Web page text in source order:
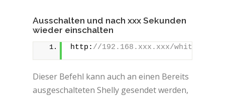
Ausschalten und nach xxx Sekunden
wieder einschalten
http: //192.168.xxx.xxx/white/
Dieser Befehl kann auch an einen Bereits
ausgeschalteten Shelly gesendet werden,